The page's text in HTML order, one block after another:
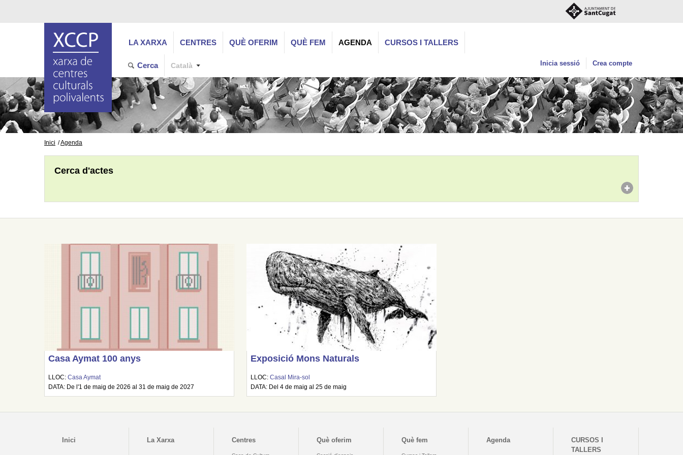
LA XARXA CENTRES QUÈ OFERIM QUÈ FEM AGENDA CURSOS I TALLERS
Cerca Català Inicia sessió Crea compte
Inici Agenda
Cerca d'actes
Casa Aymat 100 anys
LLOC:Casa Aymat
DATA: De l'1 de maig de 2026 al 31 de maig de 2027
Exposició Mons Naturals
LLOC:Casal Mira-sol
DATA: Del 4 de maig al 25 de maig
Inici La Xarxa Centres Què oferim Què fem Agenda
CURSOS I
TALLERS